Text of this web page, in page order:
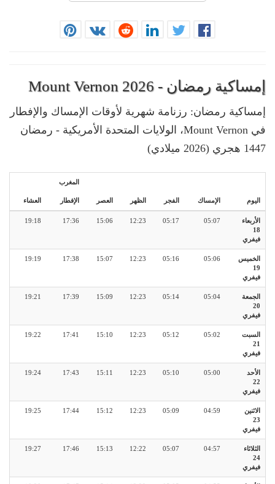
إمساكية رمضان - Mount Vernon 2026
إمساكية رمضان: رزنامة شهرية لأوقات الإمساك والإفطار
في Mount Vernon، الولايات المتحدة الأمريكية - رمضان
1447 هجري (2026 ميلادي)
اليوم الإمساك الفجر الظهر العصر
المغرب
الإفطار العشاء
الأربعاء
18
فيفري
05:07
05:17
12:23
15:06
17:36
19:18
الخميس
19
فيفري
05:06
05:16
12:23
15:07
17:38
19:19
الجمعة
20
فيفري
05:04
05:14
12:23
15:09
17:39
19:21
السبت
21
فيفري
05:02
05:12
12:23
15:10
17:41
19:22
الأحد
22
فيفري
05:00
05:10
12:23
15:11
17:43
19:24
الاثنين
23
فيفري
04:59
05:09
12:23
15:12
17:44
19:25
الثلاثاء
24
فيفري
04:57
05:07
12:22
15:13
17:46
19:27